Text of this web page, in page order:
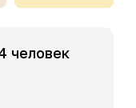
человек